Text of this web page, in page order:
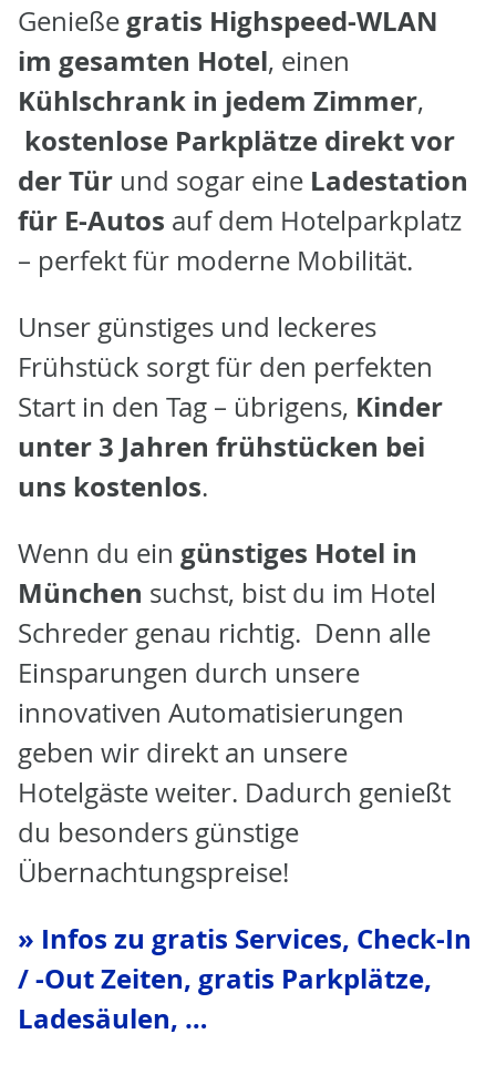
Genießegratis Highspeed-WLAN
im gesamten Hotel, einen
Kühlschrank in jedem Zimmer,
kostenlose Parkplätze direkt vor
der Tür und sogar eine Ladestation
für E-Autos auf dem Hotelparkplatz
– perfekt für moderne Mobilität.
Unser günstiges und leckeres
Frühstück sorgt für den perfekten
Start in den Tag – übrigens, Kinder
unter 3 Jahren frühstücken bei
uns kostenlos.
Wenn du ein günstiges Hotel in
München suchst, bist du im Hotel
Schreder genau richtig. Denn alle
Einsparungen durch unsere
innovativen Automatisierungen
geben wir direkt an unsere
Hotelgäste weiter. Dadurch genießt
du besonders günstige
Übernachtungspreise!
» Infos zu gratis Services, Check-In
/ -Out Zeiten, gratis Parkplätze,
Ladesäulen, …